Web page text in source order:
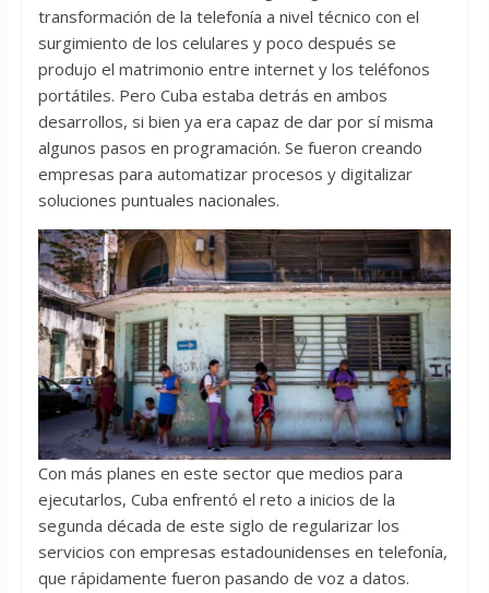
transformación de la telefonía a nivel técnico con el
surgimiento de los celulares y poco después se
produjo el matrimonio entre internet y los teléfonos
portátiles. Pero Cuba estaba detrás en ambos
desarrollos, si bien ya era capaz de dar por sí misma
algunos pasos en programación. Se fueron creando
empresas para automatizar procesos y digitalizar
soluciones puntuales nacionales.
Con más planes en este sector que medios para
ejecutarlos, Cuba enfrentó el reto a inicios de la
segunda década de este siglo de regularizar los
servicios con empresas estadounidenses en telefonía,
que rápidamente fueron pasando de voz a datos.